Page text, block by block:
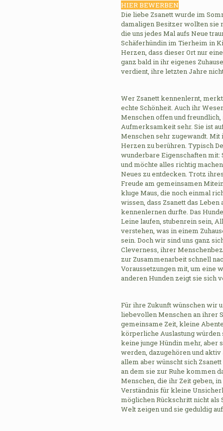
HIER BEWERBEN
Die liebe Zsanett wurde im
damaligen Besitzer wollten sie
die uns jedes Mal aufs Neue
Schäferhündin im Tierheim in
Herzen, dass dieser Ort nur
ganz bald in ihr eigenes
verdient, ihre letzten Jahre
Wer Zsanett kennenlernt,
echte Schönheit. Auch ihr
Menschen offen und
Aufmerksamkeit sehr. Sie ist
Menschen sehr zugewandt.
Herzen zu berühren. Typisch
wunderbare Eigenschaften
und möchte alles richtig
Neues zu entdecken. Trotz
Freude am gemeinsamen
kluge Maus, die noch einmal
wissen, dass Zsanett das
kennenlernen durfte. Das
Leine laufen, stubenrein sein,
verstehen, was in einem
sein. Doch wir sind uns ganz
Cleverness, ihrer
zur Zusammenarbeit schnell
Voraussetzungen mit, um eine
anderen Hunden zeigt sie sich
Für ihre Zukunft wünschen wir
liebevollen Menschen an ihrer
gemeinsame Zeit, kleine
körperliche Auslastung
keine junge Hündin mehr, aber
werden, dazugehören und
allem aber wünscht sich
an dem sie zur Ruhe kommen
Menschen, die ihr Zeit geben,
Verständnis für kleine
möglichen Rückschritt nicht als
Welt zeigen und sie geduldig